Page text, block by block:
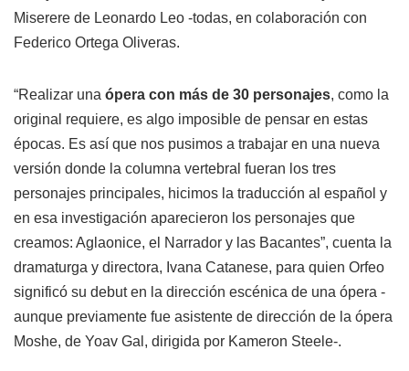
Miserere de Leonardo Leo -todas, en colaboración con
Federico Ortega Oliveras.
“Realizar una ópera con más de 30 personajes, como la
original requiere, es algo imposible de pensar en estas
épocas. Es así que nos pusimos a trabajar en una nueva
versión donde la columna vertebral fueran los tres
personajes principales, hicimos la traducción al español y
en esa investigación aparecieron los personajes que
creamos: Aglaonice, el Narrador y las Bacantes”, cuenta la
dramaturga y directora, Ivana Catanese, para quien Orfeo
significó su debut en la dirección escénica de una ópera -
aunque previamente fue asistente de dirección de la ópera
Moshe, de Yoav Gal, dirigida por Kameron Steele-.